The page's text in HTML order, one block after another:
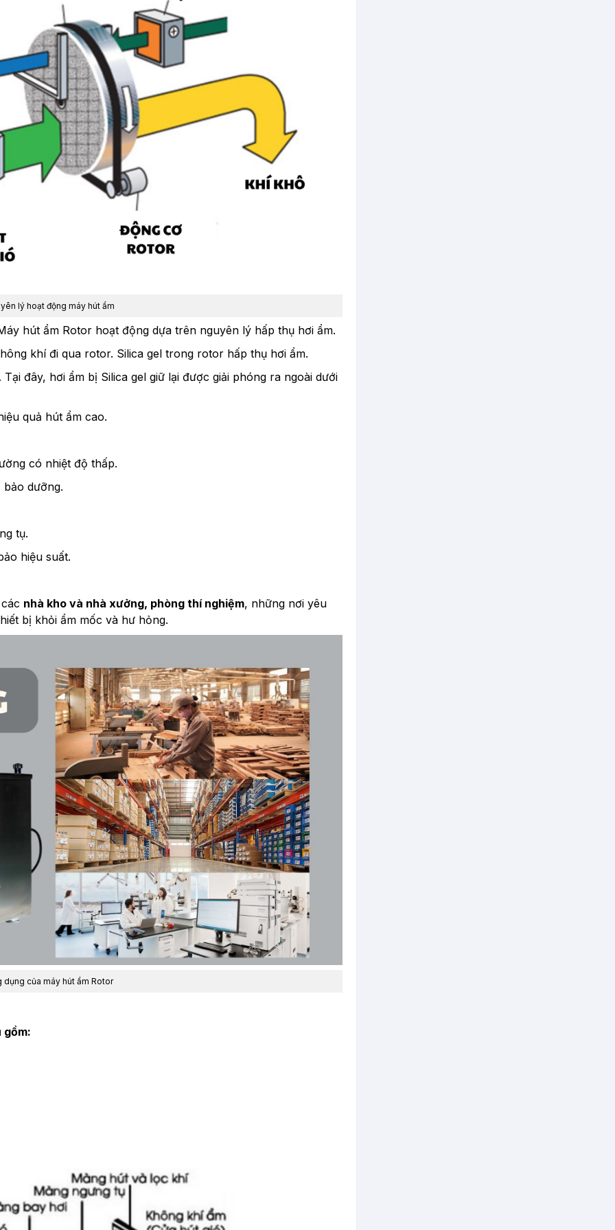
lý hoạt động máy hút ẩm
hút ẩm Rotor hoạt động dựa trên nguyên lý hấp thụ hơi ẩm.
khí đi qua rotor. Silica gel trong rotor hấp thụ hơi ẩm.
đây, hơi ẩm bị Silica gel giữ lại được giải phóng ra ngoài dưới
quả hút ẩm cao.
có nhiệt độ thấp.
dưỡng.
tụ.
hiệu suất.
nhà kho và nhà xưởng, phòng thí nghiệm, những nơi yêu
bị khỏi ẩm mốc và hư hỏng.
dụng của máy hút ẩm Rotor
gồm: